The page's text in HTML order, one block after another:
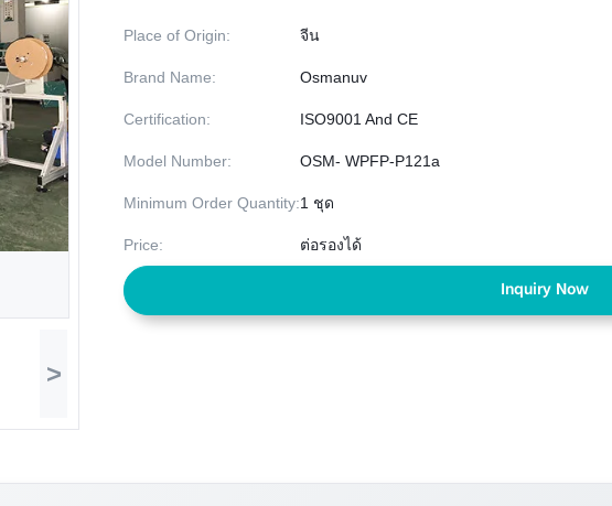
>
Place of Origin: จีน
Brand Name: Osmanuv
Certification: ISO9001 And CE
Model Number: OSM- WPFP-P121a
Minimum Order Quantity:1 ชุด
Price: ต่อรองได้
Inquiry Now